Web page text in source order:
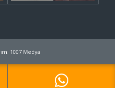
1007 Medya